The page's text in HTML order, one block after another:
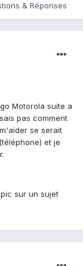
& Réponses
Motorola suite a
pas comment
se serait
et je
sur un sujet